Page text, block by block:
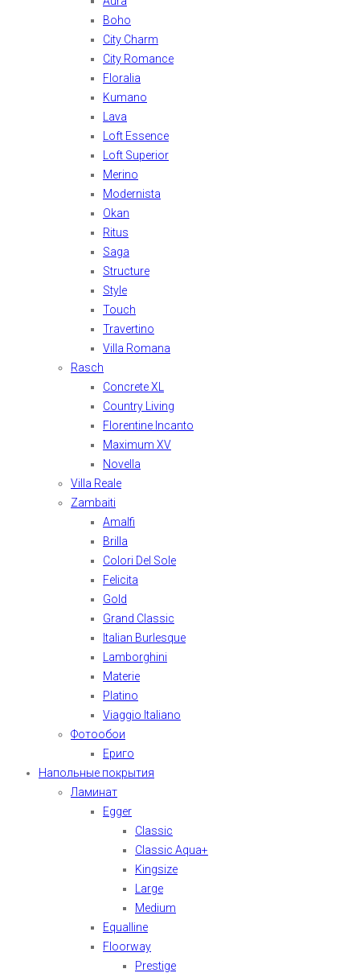
Boho
City Charm
City Romance
Floralia
Kumano
Lava
Loft Essence
Loft Superior
Merino
Modernista
Okan
Ritus
Saga
Structure
Style
Touch
Travertino
Villa Romana
Rasch
Concrete XL
Country Living
Florentine Incanto
Maximum XV
Novella
Villa Reale
Zambaiti
Amalfi
Brilla
Colori Del Sole
Felicita
Gold
Grand Classic
Italian Burlesque
Lamborghini
Materie
Platino
Viaggio Italiano
Фотообои
Ериго
Напольные покрытия
Ламинат
Egger
Classic
Classic Aqua+
Kingsize
Large
Medium
Equalline
Floorway
Prestige